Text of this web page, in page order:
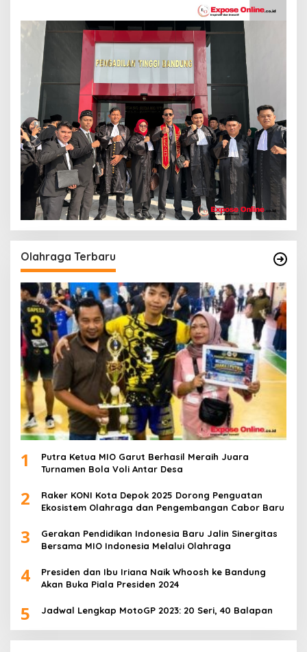
Olahraga Terbaru
1
Putra Ketua MIO Garut Berhasil Meraih Juara
Turnamen Bola Voli Antar Desa
2
Raker KONI Kota Depok 2025 Dorong Penguatan
Ekosistem Olahraga dan Pengembangan Cabor Baru
3
Gerakan Pendidikan Indonesia Baru Jalin Sinergitas
Bersama MIO Indonesia Melalui Olahraga
4
Presiden dan Ibu Iriana Naik Whoosh ke Bandung
Akan Buka Piala Presiden 2024
5 Jadwal Lengkap MotoGP 2023: 20 Seri, 40 Balapan